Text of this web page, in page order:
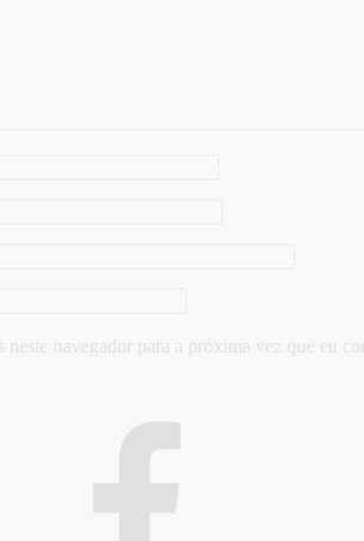
neste navegador para a próxima vez que eu